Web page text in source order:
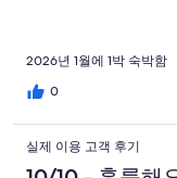
2026년 1월에 1박 숙박함
0
실제 이용 고객 후기